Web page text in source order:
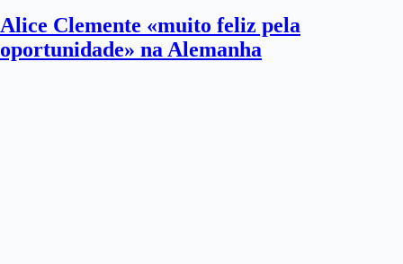
Alice Clemente «muito feliz pela
oportunidade» na Alemanha